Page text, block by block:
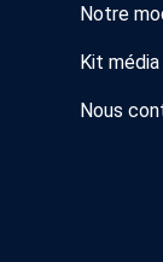
Notre
Kit média
Nous